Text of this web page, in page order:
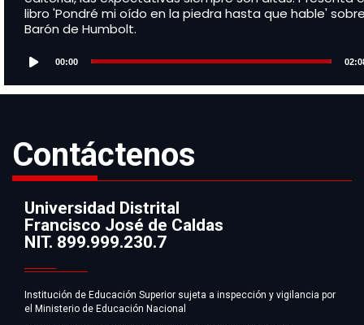
libro 'Pondré mi oído en la piedra hasta que hable'
Barón de Humbolt.
Audio
Player00:00
Contáctenos
Información
Universidad Distrital
Francisco José de Caldas
NIT. 899.999.230.7
Institución de Educación Superior sujeta a inspección y vigilancia por
el Ministerio de Educación Nacional